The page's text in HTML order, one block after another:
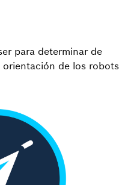
para determinar de
de los robots